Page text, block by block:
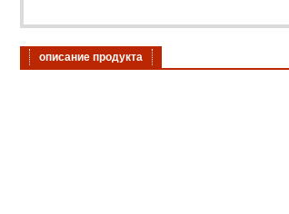
описание продукта